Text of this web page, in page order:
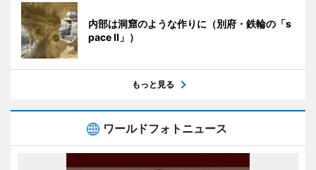
内部は洞窟のような作りに（別府・鉄輪の「s
pace II」）
もっと見る
ワールドフォトニュース